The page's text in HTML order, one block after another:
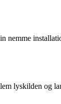
nemme
lyskilden og